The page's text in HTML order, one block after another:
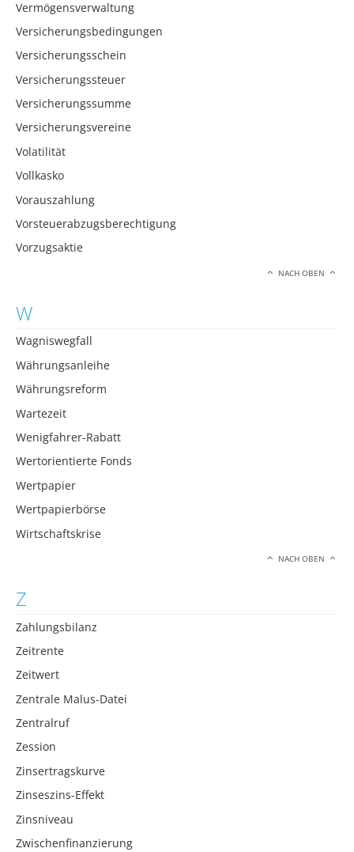
Vermögensverwaltung
Versicherungsbedingungen
Versicherungsschein
Versicherungssteuer
Versicherungssumme
Versicherungsvereine
Volatilität
Vollkasko
Vorauszahlung
Vorsteuerabzugsberechtigung
Vorzugsaktie
NACH OBEN
W
Wagniswegfall
Währungsanleihe
Währungsreform
Wartezeit
Wenigfahrer-Rabatt
Wertorientierte Fonds
Wertpapier
Wertpapierbörse
Wirtschaftskrise
NACH OBEN
Z
Zahlungsbilanz
Zeitrente
Zeitwert
Zentrale Malus-Datei
Zentralruf
Zession
Zinsertragskurve
Zinseszins-Effekt
Zinsniveau
Zwischenfinanzierung